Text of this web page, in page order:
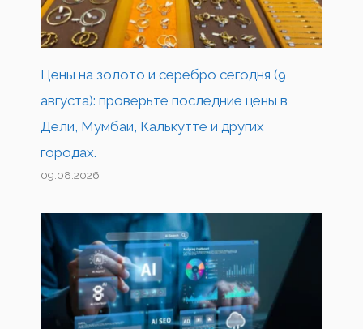
Цены на золото и серебро сегодня (9
августа): проверьте последние цены в
Дели, Мумбаи, Калькутте и других
городах.
09.08.2026